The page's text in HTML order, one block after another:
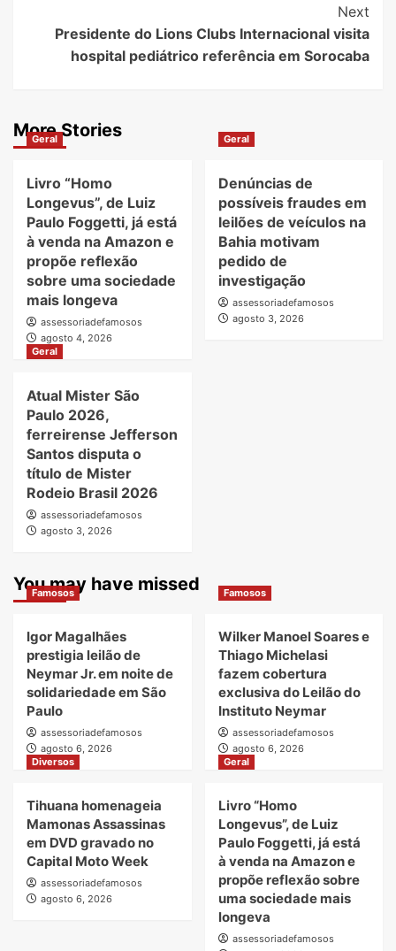
Next
Presidente do Lions Clubs Internacional visita
hospital pediátrico referência em Sorocaba
More Stories
Geral
Livro “Homo
Longevus”, de Luiz
Paulo Foggetti, já está
à venda na Amazon e
propõe reflexão
sobre uma sociedade
mais longeva
assessoriadefamosos
agosto 4, 2026
Geral
Denúncias de
possíveis fraudes em
leilões de veículos na
Bahia motivam
pedido de
investigação
assessoriadefamosos
agosto 3, 2026
Geral
Atual Mister São
Paulo 2026,
ferreirense Jefferson
Santos disputa o
título de Mister
Rodeio Brasil 2026
assessoriadefamosos
agosto 3, 2026
You may have missed
Famosos
Igor Magalhães
prestigia leilão de
Neymar Jr. em noite de
solidariedade em São
Paulo
assessoriadefamosos
agosto 6, 2026
Famosos
Wilker Manoel Soares e
Thiago Michelasi
fazem cobertura
exclusiva do Leilão do
Instituto Neymar
assessoriadefamosos
agosto 6, 2026
Diversos
Tihuana homenageia
Mamonas Assassinas
em DVD gravado no
Capital Moto Week
assessoriadefamosos
agosto 6, 2026
Geral
Livro “Homo
Longevus”, de Luiz
Paulo Foggetti, já está
à venda na Amazon e
propõe reflexão sobre
uma sociedade mais
longeva
assessoriadefamosos